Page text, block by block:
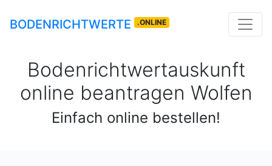
BODENRICHTWERTE .ONLINE
Bodenrichtwertauskunft
online beantragen Wolfen
Einfach online bestellen!